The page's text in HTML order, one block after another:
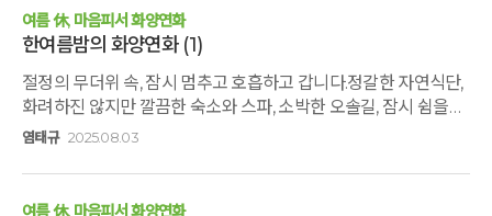
되기를 희망해봅니다작년 숲멍스테이의 친절한 아침지기
선생님들다시 만나 너무 반가웠습니다다음에 다른 계절에 다시
찾아가겠습니다 사랑합니다감사합니다
여름 休, 마음피서 화양연화
한여름밤의 화양연화 (1)
절정의 무더위 속, 잠시 멈추고 호흡하고 갑니다.정갈한 자연식단,
화려하진 않지만 깔끔한 숙소와 스파, 소박한 오솔길, 잠시 쉼을
주는 명상프로그램들... 짧지만 한박자 쉬고 충전해서 갑니다!
염태규 2025.08.03
여름 休, 마음피서 화양연화